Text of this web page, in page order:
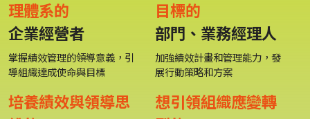
理體系的
企業經營者
掌握績效管理的領導意義，引
導組織達成使命與目標
目標的
部門、業務經理人
加強績效計畫和管理能力，發
展行動策略和方案
培養績效與領導思
想引領組織應變轉